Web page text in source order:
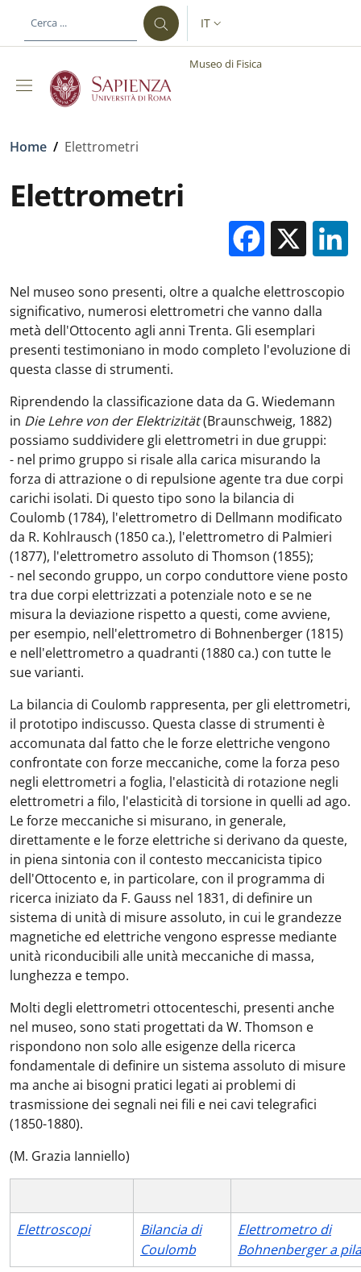
al contenuto principale
SELETTORE LINGUA:
IT
Museo di Fisica
Briciole di pane
Home / Elettrometri
Elettrometri
X
Nel museo sono presenti, oltre a qualche elettroscopio
significativo, numerosi elettrometri che vanno dalla
metà dell'Ottocento agli anni Trenta. Gli esemplari
presenti testimoniano in modo completo l'evoluzione di
questa classe di strumenti.
Riprendendo la classificazione data da G. Wiedemann
in Die Lehre von der Elektrizität(Braunschweig, 1882)
possiamo suddividere gli elettrometri in due gruppi:
- nel primo gruppo si risale alla carica misurando la
forza di attrazione o di repulsione agente tra due corpi
carichi isolati. Di questo tipo sono la bilancia di
Coulomb (1784), l'elettrometro di Dellmann modificato
da R. Kohlrausch (1850 ca.), l'elettrometro di Palmieri
(1877), l'elettrometro assoluto di Thomson (1855);
- nel secondo gruppo, un corpo conduttore viene posto
tra due corpi elettrizzati a potenziale noto e se ne
misura la deviazione rispetto a questi, come avviene,
per esempio, nell'elettrometro di Bohnenberger (1815)
e nell'elettrometro a quadranti (1880 ca.) con tutte le
sue varianti.
La bilancia di Coulomb rappresenta, per gli elettrometri,
il prototipo indiscusso. Questa classe di strumenti è
accomunata dal fatto che le forze elettriche vengono
confrontate con forze meccaniche, come la forza peso
negli elettrometri a foglia, l'elasticità di rotazione negli
elettrometri a filo, l'elasticità di torsione in quelli ad ago.
Le forze meccaniche si misurano, in generale,
direttamente e le forze elettriche si derivano da queste,
in piena sintonia con il contesto meccanicista tipico
dell'Ottocento e, in particolare, con il programma di
ricerca iniziato da F. Gauss nel 1831, di definire un
sistema di unità di misure assoluto, in cui le grandezze
magnetiche ed elettriche vengono espresse mediante
unità riconducibili alle unità meccaniche di massa,
lunghezza e tempo.
Molti degli elettrometri ottocenteschi, presenti anche
nel museo, sono stati progettati da W. Thomson e
rispondono non solo alle esigenze della ricerca
fondamentale di definire un sistema assoluto di misure
ma anche ai bisogni pratici legati ai problemi di
trasmissione dei segnali nei fili e nei cavi telegrafici
(1850-1880).
(M. Grazia Ianniello)
Elettroscopi
Bilancia di
Coulomb
Elettrometro di
Bohnenberger a